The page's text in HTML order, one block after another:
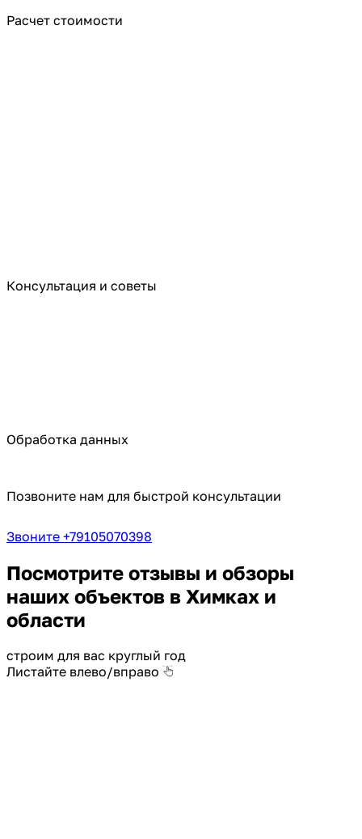
Расчет стоимости
Консультация и советы
Обработка данных
Позвоните нам для быстрой консультации
Звоните +79105070398
Посмотрите отзывы и обзоры
наших объектов в Химках и
области
строим для вас круглый год
Листайте влево/вправо